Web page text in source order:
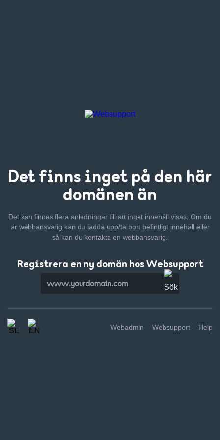
Det finns inget på den här
domänen än
Det kan finnas flera anledningar till att inget innehåll visas. Om du
är webbansvarig kan du ladda upp/ta bort befintligt innehåll eller
så kan du kontakta en webbansvarig.
Registrera en ny domän hos Websupport
Webadmin Websupport Help